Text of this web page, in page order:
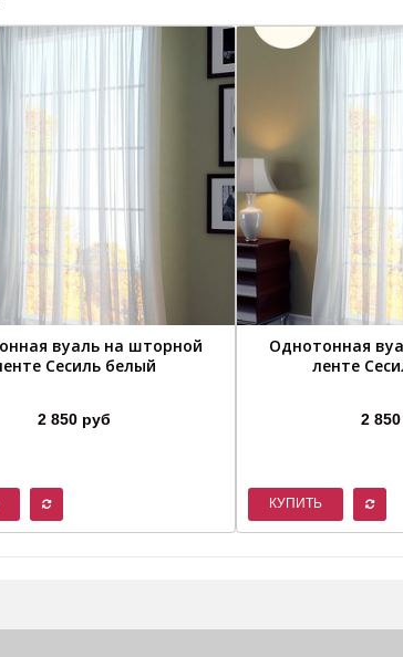
вуаль на шторной
Сесиль белый
2 850 руб
Однотонная
ленте
2
КУПИТЬ